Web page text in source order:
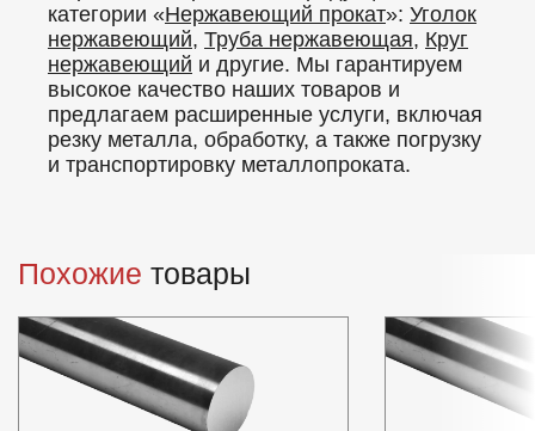
категории «Нержавеющий прокат»: Уголок
нержавеющий, Труба нержавеющая, Круг
нержавеющий и другие. Мы гарантируем
высокое качество наших товаров и
предлагаем расширенные услуги, включая
резку металла, обработку, а также погрузку
и транспортировку металлопроката.
Похожие товары